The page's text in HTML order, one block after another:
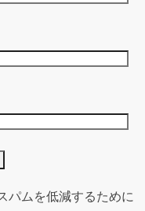
パムを低減するために